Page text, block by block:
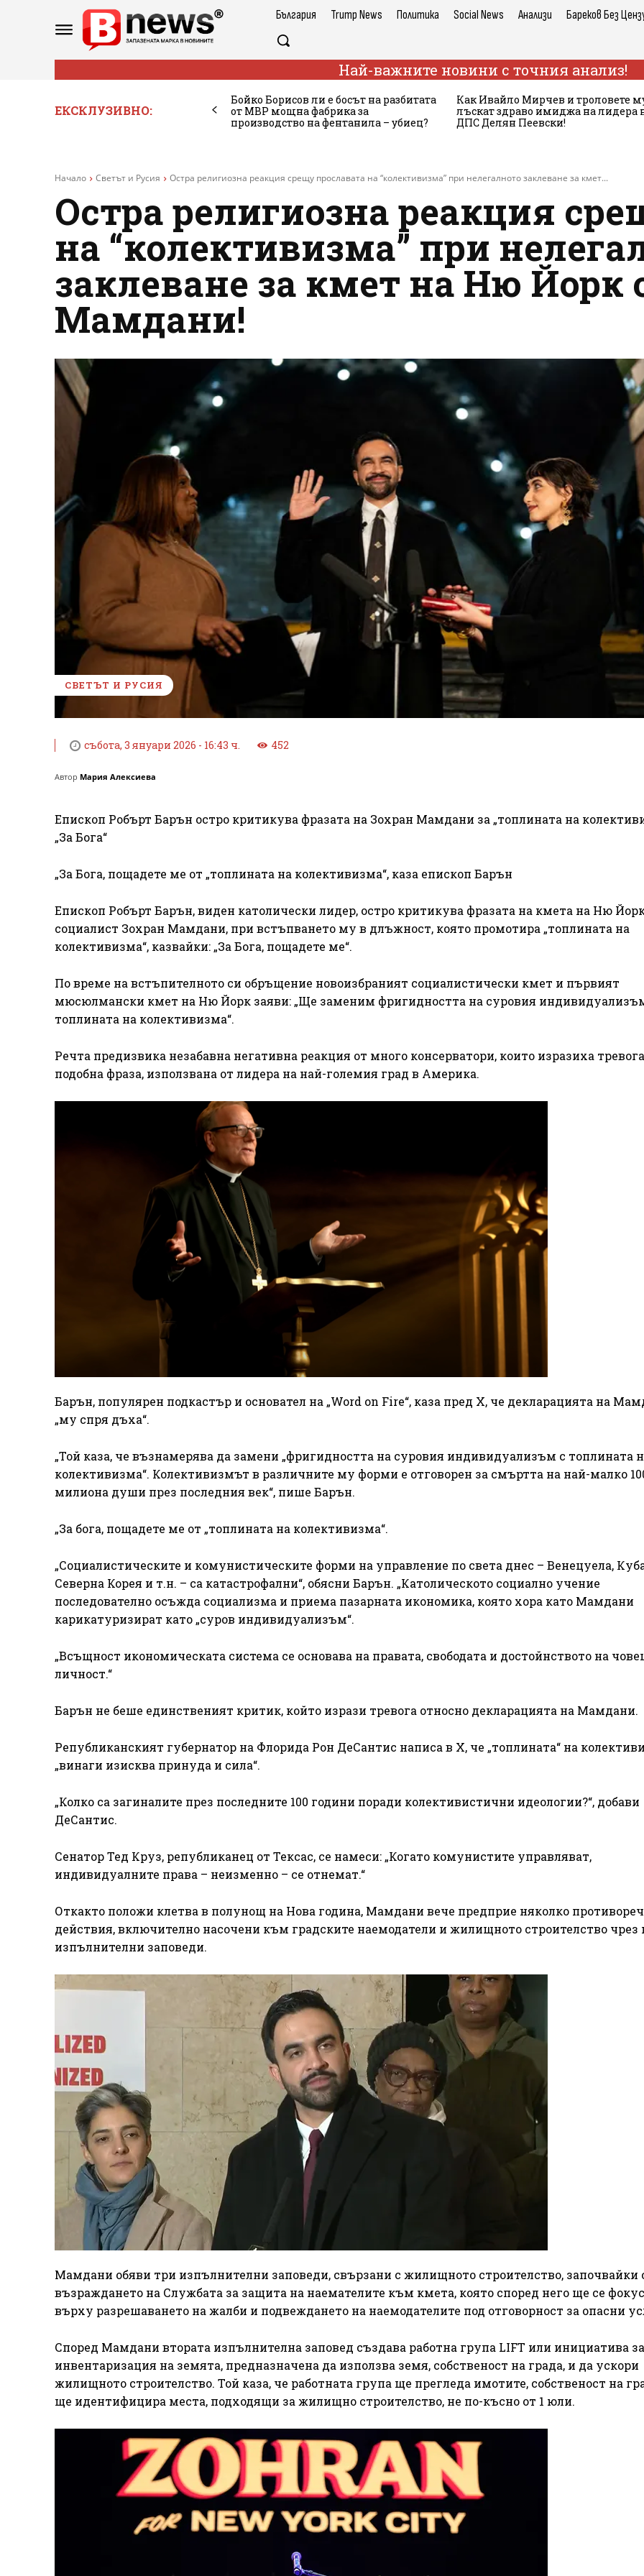
България Trump News Политика Social News Анализи Бареков Без
Най-важните новини с точния анализ!
ЕКСКЛУЗИВНО:
Бойко Борисов ли е босът на разбитата
от МВР мощна фабрика за
производство на фентанила – убиец?
Как Ивайло Мирчев и троловете
лъскат здраво имиджа на лидера
ДПС Делян Пеевски!
Начало Светът и Русия Остра религиозна реакция срещу прославата на “колективизма” при нелегалното заклеване за кмет...
Остра религиозна реакция
на “колективизма” при
заклеване за кмет на Ню Йорк
Мамдани!
СВЕТЪТ И РУСИЯ
събота, 3 януари 2026 - 16:43 ч. 452
Автор Мария Алексиева
Епископ Робърт Барън остро критикува фразата на Зохран Мамдани за „топлината на
„За Бога“
„За Бога, пощадете ме от „топлината на колективизма“, каза епископ Барън
Епископ Робърт Барън, виден католически лидер, остро критикува фразата на кмета на Ню
социалист Зохран Мамдани, при встъпването му в длъжност, която промотира „топлината на
колективизма“, казвайки: „За Бога, пощадете ме“.
По време на встъпителното си обръщение новоизбраният социалистически кмет и първият
мюсюлмански кмет на Ню Йорк заяви: „Ще заменим фригидността на суровия
топлината на колективизма“.
Речта предизвика незабавна негативна реакция от много консерватори, които изразиха
подобна фраза, използвана от лидера на най-големия град в Америка.
Барън, популярен подкастър и основател на „Word on Fire“, каза пред X, че декларацията на
„му спря дъха“.
„Той каза, че възнамерява да замени „фригидността на суровия индивидуализъм с топлината
колективизма“. Колективизмът в различните му форми е отговорен за смъртта на най-малко
милиона души през последния век“, пише Барън.
„За бога, пощадете ме от „топлината на колективизма“.
„Социалистическите и комунистическите форми на управление по света днес – Венецуела,
Северна Корея и т.н. – са катастрофални“, обясни Барън. „Католическото социално учение
последователно осъжда социализма и приема пазарната икономика, която хора като Мамдани
карикатуризират като „суров индивидуализъм“.
„Всъщност икономическата система се основава на правата, свободата и достойнството на
личност.“
Барън не беше единственият критик, който изрази тревога относно декларацията на Мамдани.
Републиканският губернатор на Флорида Рон ДеСантис написа в X, че „топлината“ на
„винаги изисква принуда и сила“.
„Колко са загиналите през последните 100 години поради колективистични идеологии?“, добави
ДеСантис.
Сенатор Тед Круз, републиканец от Тексас, се намеси: „Когато комунистите управляват,
индивидуалните права – неизменно – се отнемат.“
Откакто положи клетва в полунощ на Нова година, Мамдани вече предприе няколко
действия, включително насочени към градските наемодатели и жилищното строителство чрез
изпълнителни заповеди.
Мамдани обяви три изпълнителни заповеди, свързани с жилищното строителство, започвайки
възраждането на Службата за защита на наемателите към кмета, която според него ще се
върху разрешаването на жалби и подвеждането на наемодателите под отговорност за опасни
Според Мамдани втората изпълнителна заповед създава работна група LIFT или инициатива за
инвентаризация на земята, предназначена да използва земя, собственост на града, и да ускори
жилищното строителство. Той каза, че работната група ще прегледа имотите, собственост на
ще идентифицира места, подходящи за жилищно строителство, не по-късно от 1 юли.